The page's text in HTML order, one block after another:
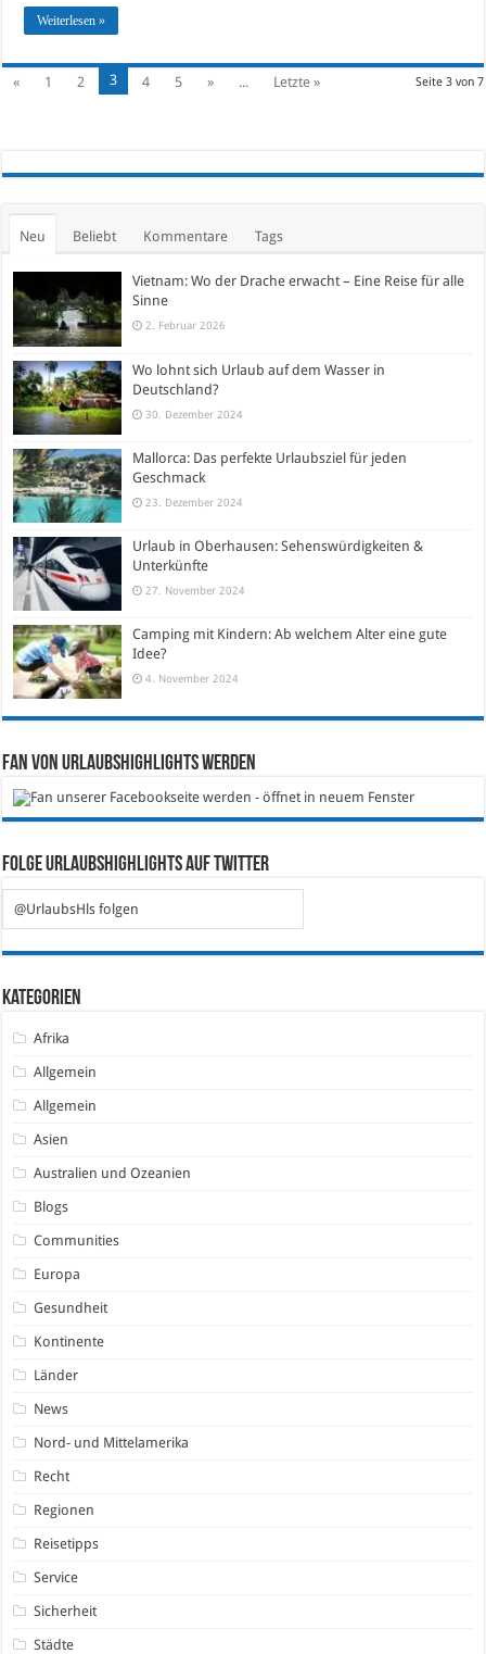
Weiterlesen »
Seite 3 von 7
« 1 2 3 4 5 » ... Letzte »
Neu Beliebt Kommentare Tags
Vietnam: Wo der Drache erwacht – Eine Reise für alle
Sinne
2. Februar 2026
Wo lohnt sich Urlaub auf dem Wasser in
Deutschland?
30. Dezember 2024
Mallorca: Das perfekte Urlaubsziel für jeden
Geschmack
23. Dezember 2024
Urlaub in Oberhausen: Sehenswürdigkeiten &
Unterkünfte
27. November 2024
Camping mit Kindern: Ab welchem Alter eine gute
Idee?
4. November 2024
Fan von Urlaubshighlights werden
Folge Urlaubshighlights auf Twitter
@UrlaubsHls folgen
Kategorien
Afrika
Allgemein
Allgemein
Asien
Australien und Ozeanien
Blogs
Communities
Europa
Gesundheit
Kontinente
Länder
News
Nord- und Mittelamerika
Recht
Regionen
Reisetipps
Service
Sicherheit
Städte